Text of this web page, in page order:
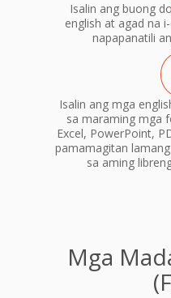
Isalin ang buong
english at agad na
napapanatili
Isalin ang mga
sa maraming mga
Excel, PowerPoint,
pamamagitan
sa aming
Mga